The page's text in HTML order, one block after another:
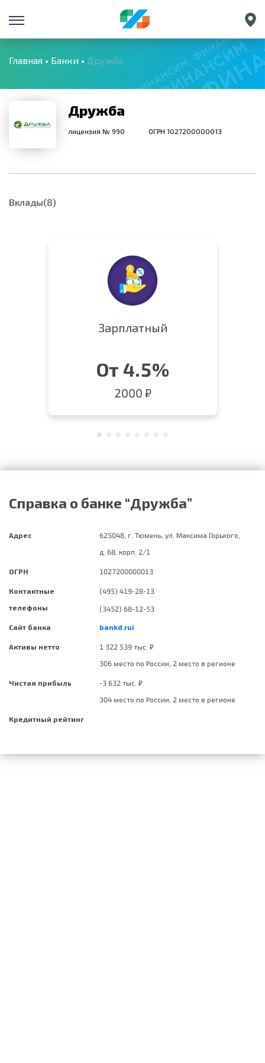
Санкт-Петербург
Екатеринбург
Краснодар
Главная Банки Дружба
Дружба
лицензия № 990 ОГРН 1027200000013
Вклады(8)
Зарплатный
От 4.5%
2000 ₽
Справка о банке “Дружба”
Адрес
625048, г. Тюмень, ул. Максима Горького,
д. 68, корп. 2/1
ОГРН 1027200000013
Контактные
телефоны
(495) 419-28-13
(3452) 68-12-53
Сайт банка bankd.rui
Активы нетто
1 322 539 тыс. ₽
306 место по России, 2 место в регионе
Чистая прибыль
-3 632 тыс. ₽
304 место по России, 2 место в регионе
Кредитный рейтинг